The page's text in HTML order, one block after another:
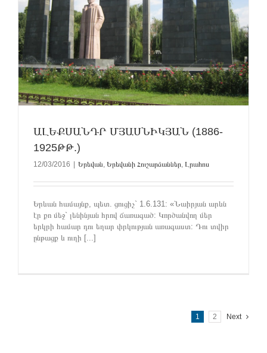
ԱԼԵՔՍԱՆԴՐ ՄՅԱՍՆԻԿՅԱՆ (1886-
1925ԹԹ.)
12/03/2016 Երեվան, Երեվանի Հուշարձաններ, Լրահոս
Երևան համայնք, պետ. ցուցիչ` 1.6.131: «Նաիրյան արևն
էր քո մեջ` լենինյան հրով ճառագած: Կործանվող մեր
երկրի համար դու եղար փրկության առագաստ: Դու տվիր
ընթացք և ուղի [...]
1 2 Next